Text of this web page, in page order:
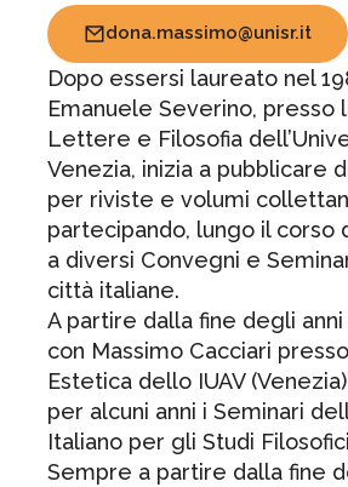
dona.massimo@unisr.it
Dopo essersi laureato nel
Emanuele Severino, presso
Lettere e Filosofia
Venezia, inizia a pubblicare
per riviste e volumi
partecipando, lungo il corso
a diversi Convegni e
città italiane.
A partire dalla fine degli anni
con Massimo Cacciari
Estetica dello IUAV
per alcuni anni i Seminari
Italiano per gli Studi
Sempre a partire dalla fine